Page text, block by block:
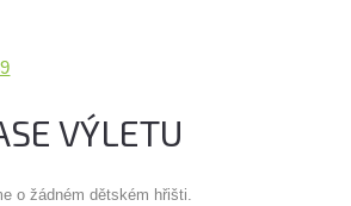
VÝLETU
o žádném dětském hřišti.